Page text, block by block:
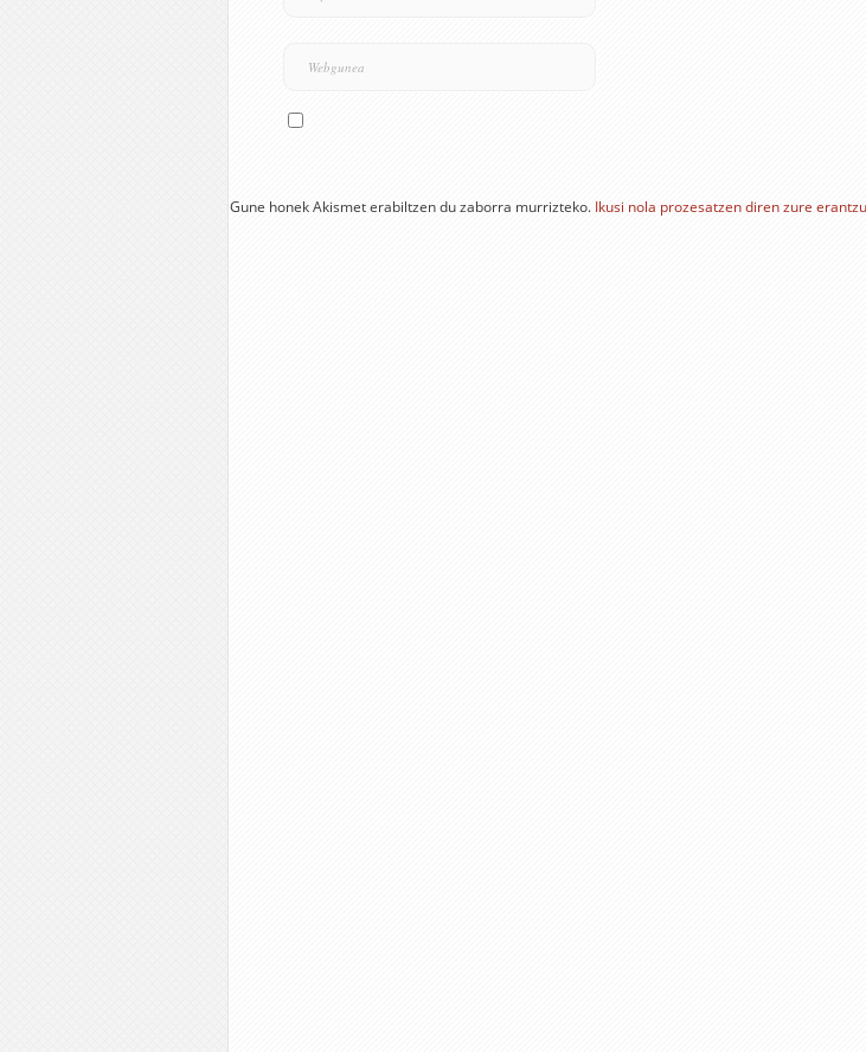
Gune honek Akismet erabiltzen du zaborra murrizteko. Ikusi nola prozesatzen diren zure